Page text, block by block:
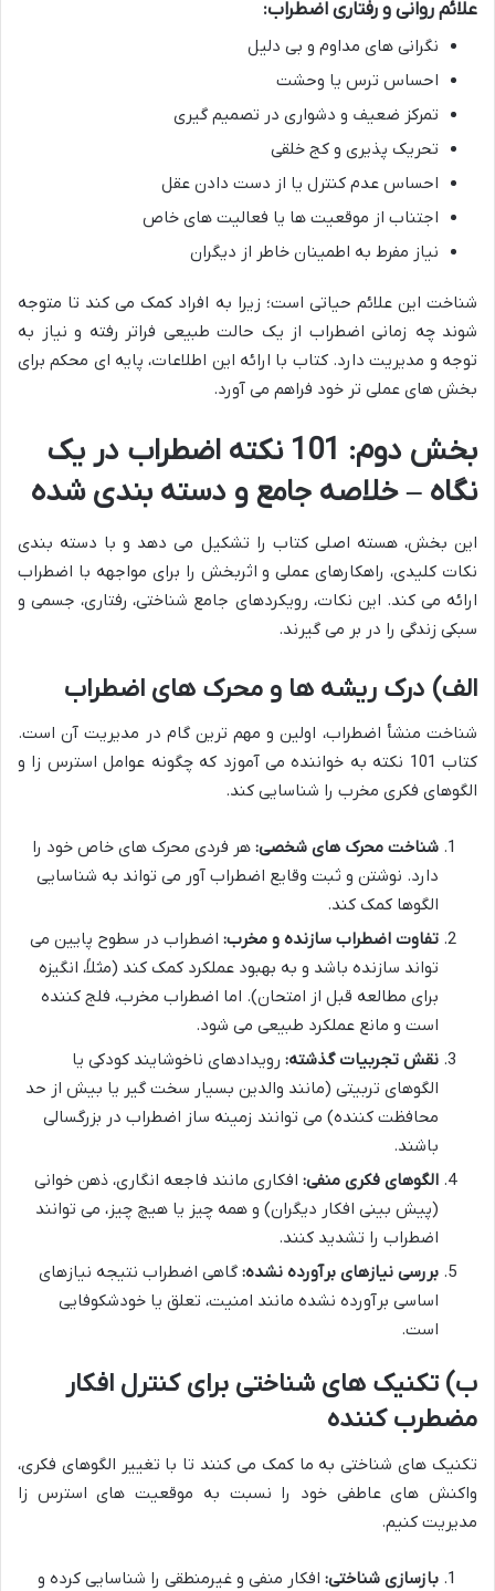
علائم روانی و رفتاری اضطراب:
نگرانی های مداوم و بی دلیل
احساس ترس یا وحشت
تمرکز ضعیف و دشواری در تصمیم گیری
تحریک پذیری و کج خلقی
احساس عدم کنترل یا از دست دادن عقل
اجتناب از موقعیت ها یا فعالیت های خاص
نیاز مفرط به اطمینان خاطر از دیگران
شناخت این علائم حیاتی است؛ زیرا به افراد کمک می کند تا متوجه
شوند چه زمانی اضطراب از یک حالت طبیعی فراتر رفته و نیاز به
توجه و مدیریت دارد. کتاب با ارائه این اطلاعات، پایه ای محکم برای
بخش های عملی تر خود فراهم می آورد.
بخش دوم: 101 نکته اضطراب در یک
نگاه – خلاصه جامع و دسته بندی شده
این بخش، هسته اصلی کتاب را تشکیل می دهد و با دسته بندی
نکات کلیدی، راهکارهای عملی و اثربخش را برای مواجهه با اضطراب
ارائه می کند. این نکات، رویکردهای جامع شناختی، رفتاری، جسمی و
سبکی زندگی را در بر می گیرند.
الف) درک ریشه ها و محرک های اضطراب
شناخت منشأ اضطراب، اولین و مهم ترین گام در مدیریت آن است.
کتاب 101 نکته به خواننده می آموزد که چگونه عوامل استرس زا و
الگوهای فکری مخرب را شناسایی کند.
شناخت محرک های شخصی: هر فردی محرک های خاص خود را
دارد. نوشتن و ثبت وقایع اضطراب آور می تواند به شناسایی
الگوها کمک کند.
تفاوت اضطراب سازنده و مخرب: اضطراب در سطوح پایین می
تواند سازنده باشد و به بهبود عملکرد کمک کند (مثلاً، انگیزه
برای مطالعه قبل از امتحان). اما اضطراب مخرب، فلج کننده
است و مانع عملکرد طبیعی می شود.
نقش تجربیات گذشته: رویدادهای ناخوشایند کودکی یا
الگوهای تربیتی (مانند والدین بسیار سخت گیر یا بیش از حد
محافظت کننده) می توانند زمینه ساز اضطراب در بزرگسالی
باشند.
الگوهای فکری منفی: افکاری مانند فاجعه انگاری، ذهن خوانی
(پیش بینی افکار دیگران) و همه چیز یا هیچ چیز، می توانند
اضطراب را تشدید کنند.
بررسی نیازهای برآورده نشده: گاهی اضطراب نتیجه نیازهای
اساسی برآورده نشده مانند امنیت، تعلق یا خودشکوفایی
است.
ب) تکنیک های شناختی برای کنترل افکار
مضطرب کننده
تکنیک های شناختی به ما کمک می کنند تا با تغییر الگوهای فکری،
واکنش های عاطفی خود را نسبت به موقعیت های استرس زا
مدیریت کنیم.
بازسازی شناختی: افکار منفی و غیرمنطقی را شناسایی کرده و